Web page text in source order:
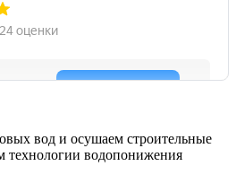
вод и осушаем строительные
технологии водопонижения